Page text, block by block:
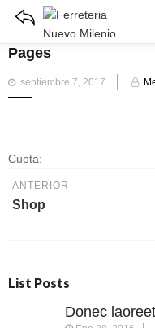
Pages
Publicado
el
septiembre 7, 2017
Cuota:
ANTERIOR
Shop
List Posts
Donec